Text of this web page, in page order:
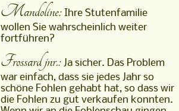
Mandoline: Ihre Stutenfamilie
wollen Sie wahrscheinlich weiter
fortführen?
Frossard jnr.: Ja sicher. Das Problem
war einfach, dass sie jedes Jahr so
schöne Fohlen gehabt hat, so dass wir
die Fohlen zu gut verkaufen konnten.